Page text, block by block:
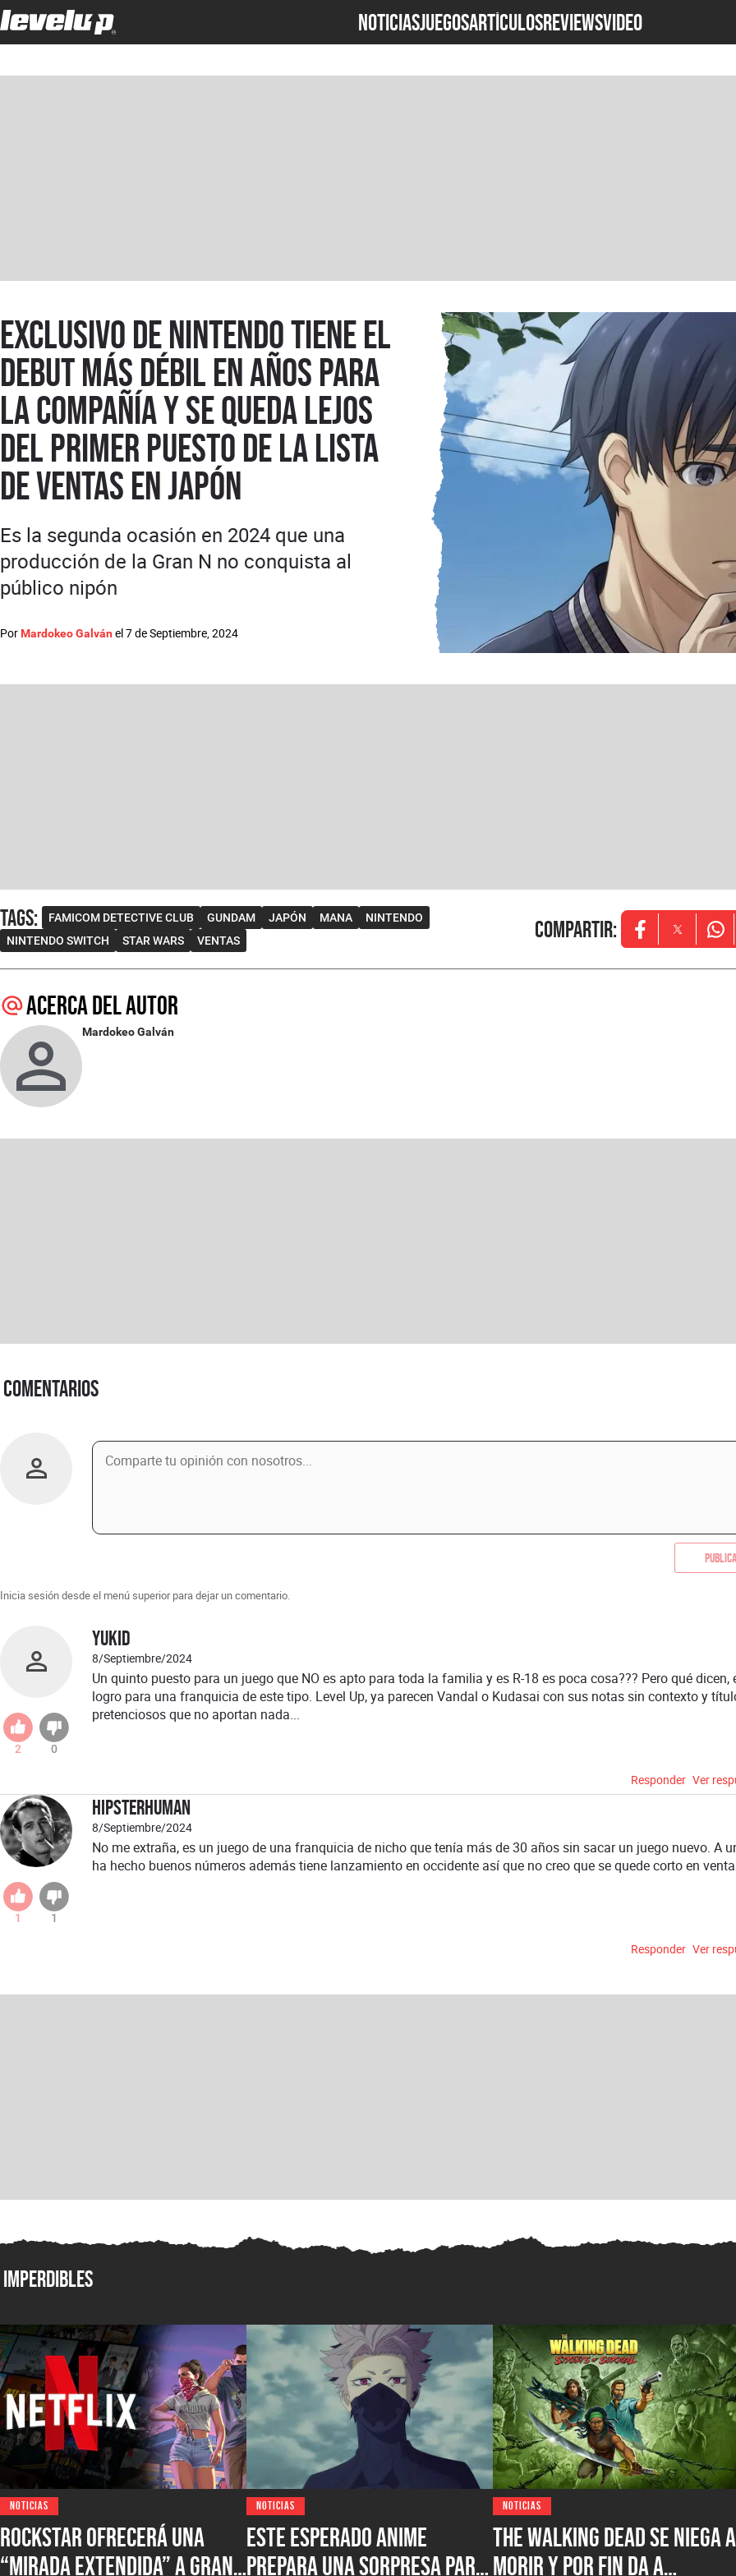
NOTICIASJUEGOSARTÍCULOSREVIEWSVideo
Exclusivo de Nintendo tiene el
debut más débil en años para
la compañía y se queda lejos
del primer puesto de la lista
de ventas en Japón
Por Mardokeo Galván el7 de Septiembre, 2024
Es la segunda ocasión en 2024 que una
producción de la Gran N no conquista al
público nipón
Tags: FAMICOM DETECTIVE CLUB GUNDAM JAPÓN MANA
NINTENDO
NINTENDO SWITCH
STAR WARS VENTAS Compartir: Opens in new
Opens in
Acerca del autor
Mardokeo Galván
Comentarios
Inicia sesión desde el menú superior para dejar un comentario.
YukiD
8/Septiembre/2024
2 0
Un quinto puesto para un juego que NO es apto para toda la familia y es R-18 es poca cosa??? Pero qué dicen,
logro para una franquicia de este tipo. Level Up, ya parecen Vandal o Kudasai con sus notas sin contexto y
pretenciosos que no aportan nada...
Responder Ver
hipsterhuman
8/Septiembre/2024
1 1
No me extraña, es un juego de una franquicia de nicho que tenía más de 30 años sin sacar un juego nuevo. A
ha hecho buenos números además tiene lanzamiento en occidente así que no creo que se quede corto en
Responder Ver
Imperdibles
NOTICIAS
Rockstar ofrecerá una
“mirada extendida” a Grand
NOTICIAS
Este esperado anime
prepara una sorpresa para
NOTICIAS
The Walking Dead se niega a
morir y por fin da a